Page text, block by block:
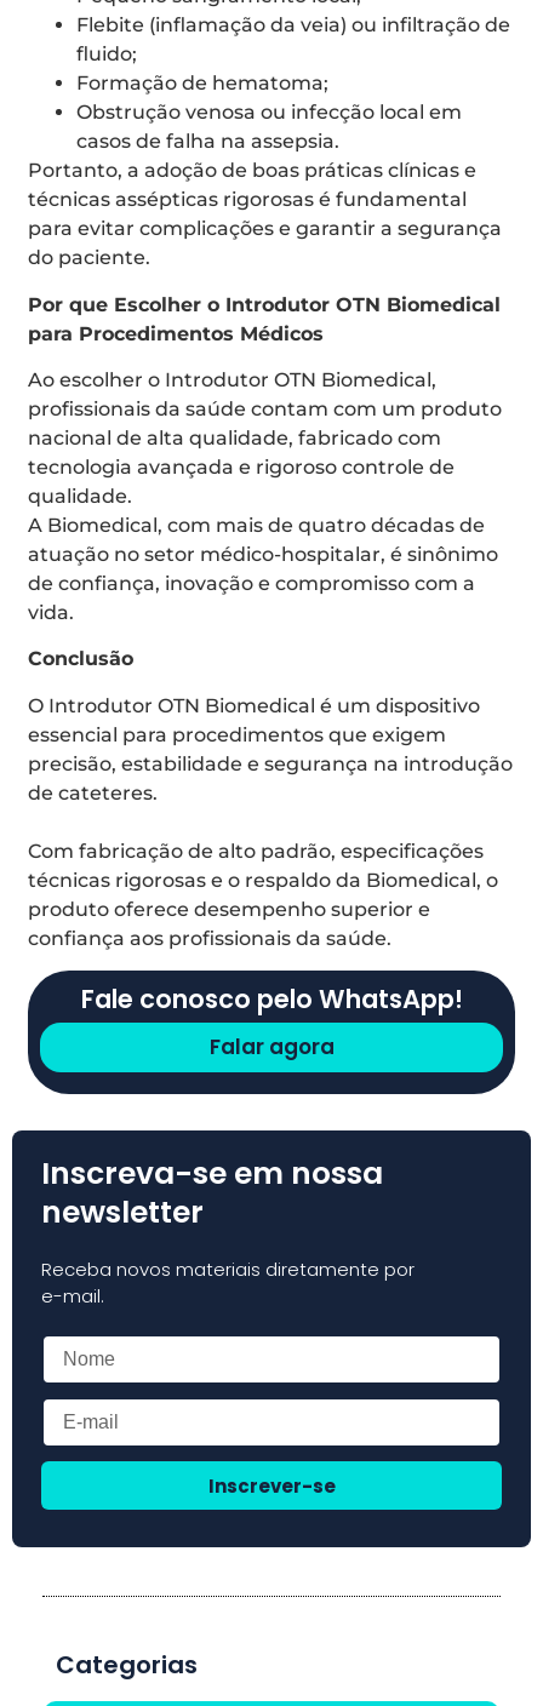
Flebite (inflamação da veia) ou infiltração de
fluido;
Formação de hematoma;
Obstrução venosa ou infecção local em
casos de falha na assepsia.
Portanto, a adoção de boas práticas clínicas e
técnicas assépticas rigorosas é fundamental
para evitar complicações e garantir a segurança
do paciente.
Por que Escolher o Introdutor OTN Biomedical
para Procedimentos Médicos
Ao escolher o Introdutor OTN Biomedical,
profissionais da saúde contam com um produto
nacional de alta qualidade, fabricado com
tecnologia avançada e rigoroso controle de
qualidade.
A Biomedical, com mais de quatro décadas de
atuação no setor médico-hospitalar, é sinônimo
de confiança, inovação e compromisso com a
vida.
Conclusão
O Introdutor OTN Biomedical é um dispositivo
essencial para procedimentos que exigem
precisão, estabilidade e segurança na introdução
de cateteres.
Com fabricação de alto padrão, especificações
técnicas rigorosas e o respaldo da Biomedical, o
produto oferece desempenho superior e
confiança aos profissionais da saúde.
Fale conosco pelo WhatsApp!
Falar agora
Inscreva-se em nossa
newsletter
Receba novos materiais diretamente por
e-mail.
Inscrever-se
Categorias